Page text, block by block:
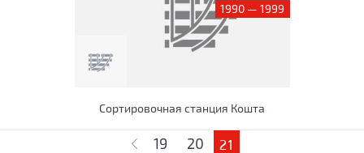
1990 — 1999
Сортировочная станция Кошта
19 20 21